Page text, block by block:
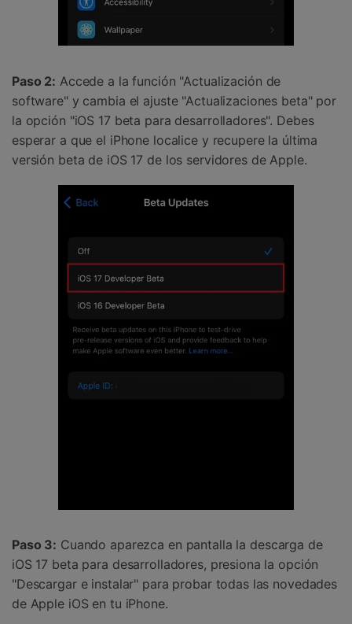
Paso 2: Accede a la función "Actualización de
software" y cambia el ajuste "Actualizaciones beta" por
la opción "iOS 17 beta para desarrolladores". Debes
esperar a que el iPhone localice y recupere la última
versión beta de iOS 17 de los servidores de Apple.
Paso 3: Cuando aparezca en pantalla la descarga de
iOS 17 beta para desarrolladores, presiona la opción
"Descargar e instalar" para probar todas las novedades
de Apple iOS en tu iPhone.